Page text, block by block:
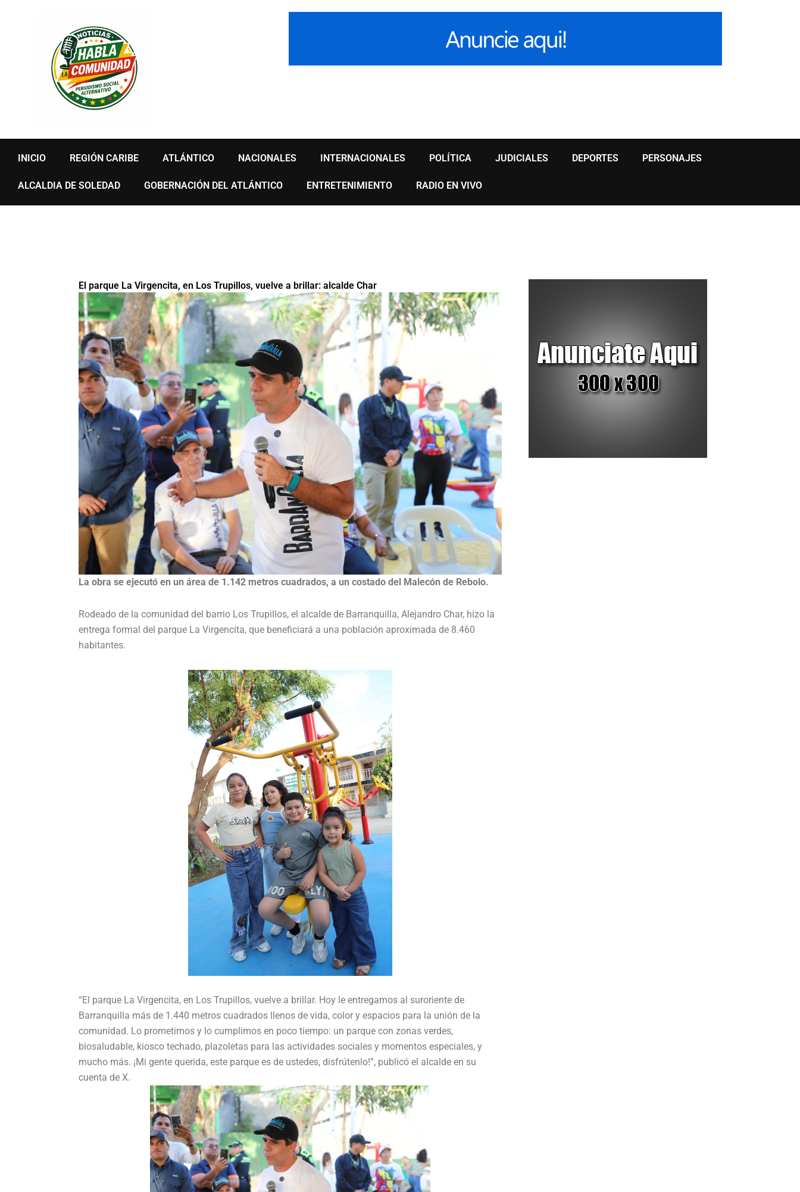
INICIO REGIÓN CARIBE ATLÁNTICO NACIONALES INTERNACIONALES POLÍTICA JUDICIALES DEPORTES PERSONAJES
ALCALDIA DE SOLEDAD GOBERNACIÓN DEL ATLÁNTICO ENTRETENIMIENTO RADIO EN VIVO
El parque La Virgencita, en Los Trupillos, vuelve a brillar: alcalde Char
La obra se ejecutó en un área de 1.142 metros cuadrados, a un costado del Malecón de Rebolo.
Rodeado de la comunidad del barrio Los Trupillos, el alcalde de Barranquilla, Alejandro Char, hizo la
entrega formal del parque La Virgencita, que beneficiará a una población aproximada de 8.460
habitantes.
“El parque La Virgencita, en Los Trupillos, vuelve a brillar. Hoy le entregamos al suroriente de
Barranquilla más de 1.440 metros cuadrados llenos de vida, color y espacios para la unión de la
comunidad. Lo prometimos y lo cumplimos en poco tiempo: un parque con zonas verdes,
biosaludable, kiosco techado, plazoletas para las actividades sociales y momentos especiales, y
mucho más. ¡Mi gente querida, este parque es de ustedes, disfrútenlo!”, publicó el alcalde en su
cuenta de X.